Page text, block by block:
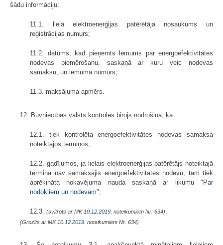
šādu informāciju:
11.1. lielā elektroenerģijas patērētāja nosaukums un
reģistrācijas numurs;
11.2. datums, kad pieņemts lēmums par energoefektivitātes
nodevas piemērošanu, saskaņā ar kuru veic nodevas
samaksu, un lēmuma numurs;
11.3. maksājuma apmērs.
12. Būvniecības valsts kontroles birojs nodrošina, ka:
12.1. tiek kontrolēta energoefektivitātes nodevas samaksa
noteiktajos termiņos;
12.2. gadījumos, ja lielais elektroenerģijas patērētājs noteiktajā
termiņā nav samaksājis energoefektivitātes nodevu, tam tiek
aprēķināta nokavējuma nauda saskaņā ar likumu "Par
nodokļiem un nodevām";
12.3. (svītrots ar MK 10.12.2019. noteikumiem Nr. 634)
(Grozīts ar MK 10.12.2019. noteikumiem Nr. 634)